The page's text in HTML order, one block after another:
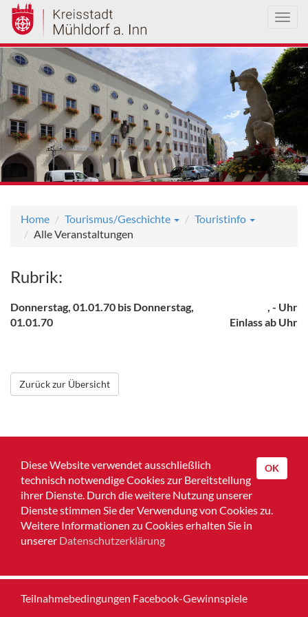
Direkt
zum
Inhalt
Home Tourismus/Geschichte
Touristinfo
Alle Veranstaltungen
Rubrik:
, - Uhr
Einlass ab Uhr
Donnerstag, 01.01.70 bis Donnerstag,
01.01.70
Zurück zur Übersicht
Home
Impressum
Teilnahmebedingungen Facebook-Gewinnspiele
OK
Diese Website verwendet ausschließlich
technisch notwendige Cookies zur Bereitstellung
ihrer Dienste. Durch die weitere Nutzung unserer
Dienste stimmen Sie der Verwendung von Cookies zu.
Weitere Informationen zu Cookies erhalten Sie in
unserer Datenschutzerklärung